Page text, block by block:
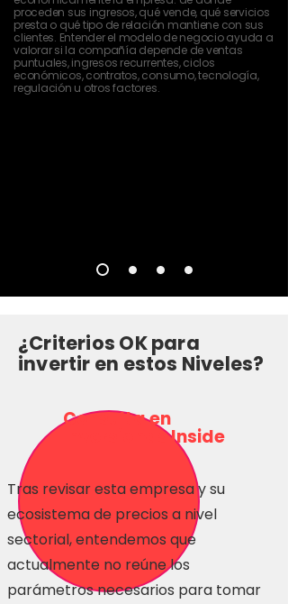
proceden sus ingresos, qué vende, qué servicios
presta o qué tipo de relación mantiene con sus
clientes. Entender el modelo de negocio ayuda a
valorar si la compañía depende de ventas
puntuales, ingresos recurrentes, ciclos
económicos, contratos, consumo, tecnología,
regulación u otros factores.
¿Criterios OK para
invertir en estos Niveles?
Consulta en
Inversionas Inside
Tras revisar esta empresa y su
ecosistema de precios a nivel
sectorial, entendemos que
actualmente no reúne los
parámetros necesarios para tomar